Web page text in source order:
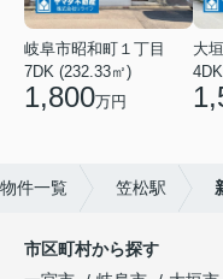
岐阜市昭和町１丁目
7DK (232.33㎡)
1,800万円
大
件一覧 笠松駅
市区町村から探す